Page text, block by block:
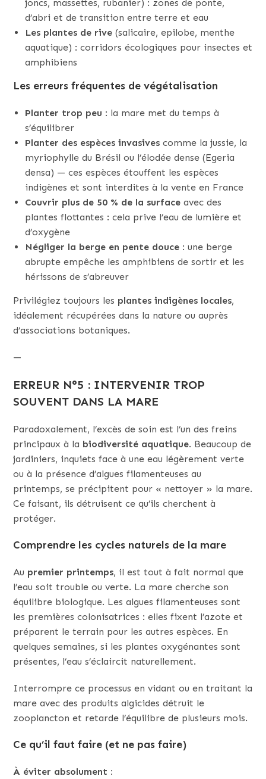
joncs, massettes, rubanier) : zones de ponte,
d’abri et de transition entre terre et eau
Les plantes de rive (salicaire, epilobe, menthe
aquatique) : corridors écologiques pour insectes et
amphibiens
Les erreurs fréquentes de végétalisation
Planter trop peu : la mare met du temps à
s’équilibrer
Planter des espèces invasives comme la jussie, la
myriophylle du Brésil ou l’élodée dense (Egeria
densa) — ces espèces étouffent les espèces
indigènes et sont interdites à la vente en France
Couvrir plus de 50 % de la surface avec des
plantes flottantes : cela prive l’eau de lumière et
d’oxygène
Négliger la berge en pente douce : une berge
abrupte empêche les amphibiens de sortir et les
hérissons de s’abreuver
Privilégiez toujours les plantes indigènes locales,
idéalement récupérées dans la nature ou auprès
d’associations botaniques.
—
ERREUR N°5 : INTERVENIR TROP
SOUVENT DANS LA MARE
Paradoxalement, l’excès de soin est l’un des freins
principaux à la biodiversité aquatique. Beaucoup de
jardiniers, inquiets face à une eau légèrement verte
ou à la présence d’algues filamenteuses au
printemps, se précipitent pour « nettoyer » la mare.
Ce faisant, ils détruisent ce qu’ils cherchent à
protéger.
Comprendre les cycles naturels de la mare
Au premier printemps, il est tout à fait normal que
l’eau soit trouble ou verte. La mare cherche son
équilibre biologique. Les algues filamenteuses sont
les premières colonisatrices : elles fixent l’azote et
préparent le terrain pour les autres espèces. En
quelques semaines, si les plantes oxygénantes sont
présentes, l’eau s’éclaircit naturellement.
Interrompre ce processus en vidant ou en traitant la
mare avec des produits algicides détruit le
zooplancton et retarde l’équilibre de plusieurs mois.
Ce qu’il faut faire (et ne pas faire)
À éviter absolument :